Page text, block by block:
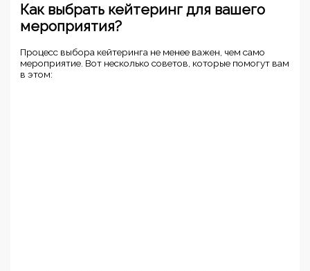
Как выбрать кейтеринг для вашего
мероприятия?
Процесс выбора кейтеринга не менее важен, чем само
мероприятие. Вот несколько советов, которые помогут вам
в этом: